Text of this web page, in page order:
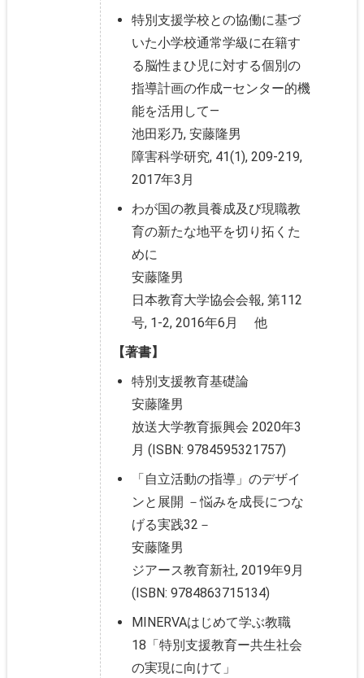
特別支援学校との協働に基づ
いた小学校通常学級に在籍す
る脳性まひ児に対する個別の
指導計画の作成—センター的機
能を活用して—
池田彩乃, 安藤隆男
障害科学研究, 41(1), 209-219,
2017年3月
わが国の教員養成及び現職教
育の新たな地平を切り拓くた
めに
安藤隆男
日本教育大学協会会報, 第112
号, 1-2, 2016年6月 他
【著書】
特別支援教育基礎論
安藤隆男
放送大学教育振興会 2020年3
月 (ISBN: 9784595321757)
「自立活動の指導」のデザイ
ンと展開 －悩みを成長につな
げる実践32－
安藤隆男
ジアース教育新社, 2019年9月
(ISBN: 9784863715134)
MINERVAはじめて学ぶ教職
18「特別支援教育ー共生社会
の実現に向けて」